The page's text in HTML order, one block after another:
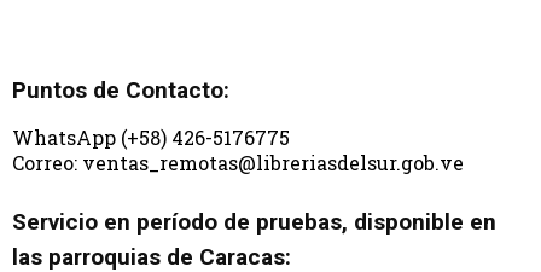
Puntos de Contacto:
WhatsApp (+58) 426-5176775
Correo: ventas_remotas@libreriasdelsur.gob.ve
Servicio en período de pruebas, disponible en
las parroquias de Caracas: